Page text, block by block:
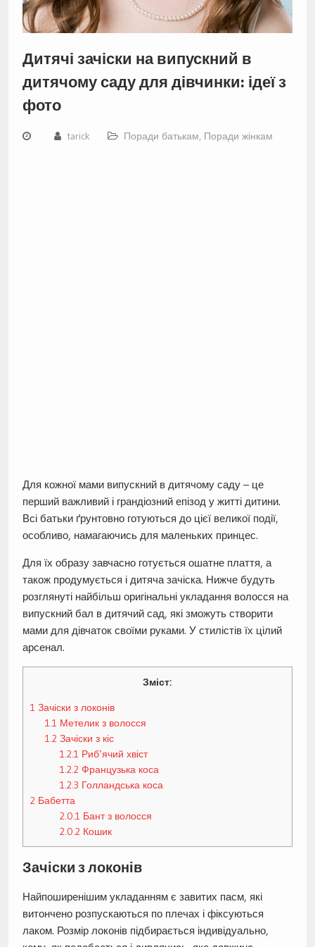
Дитячі зачіски на випускний в
дитячому саду для дівчинки: ідеї з
фото
tarick Поради батькам, Поради жінкам
Для кожної мами випускний в дитячому саду – це
перший важливий і грандіозний епізод у житті дитини.
Всі батьки ґрунтовно готуються до цієї великої події,
особливо, намагаючись для маленьких принцес.
Для їх образу завчасно готується ошатне плаття, а
також продумується і дитяча зачіска. Нижче будуть
розглянуті найбільш оригінальні укладання волосся на
випускний бал в дитячий сад, які зможуть створити
мами для дівчаток своїми руками. У стилістів їх цілий
арсенал.
Зміст:
1 Зачіски з локонів
1.1 Метелик з волосся
1.2 Зачіски з кіс
1.2.1 Риб’ячий хвіст
1.2.2 Французька коса
1.2.3 Голландська коса
2Бабетта
2.0.1 Бант з волосся
2.0.2 Кошик
Зачіски з локонів
Найпоширенішим укладанням є завитих пасм, які
витончено розпускаються по плечах і фіксуються
лаком. Розмір локонів підбирається індивідуально,